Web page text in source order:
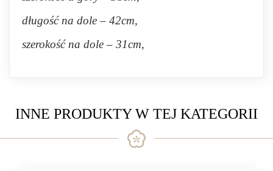
długość na dole – 42cm,
szerokość na dole – 31cm,
INNE PRODUKTY W TEJ KATEGORII